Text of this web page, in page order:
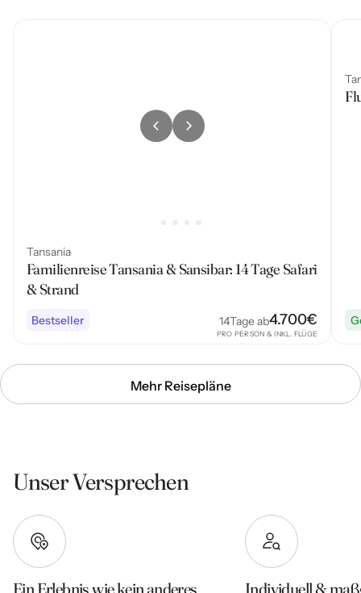
Tansania
Familienreise Tansania & Sansibar: 14 Tage Safari
& Strand
Bestseller 14Tage ab4.700€
PRO PERSON & INKL. FLÜGE
Mehr Reisepläne
Unser Versprechen
Ein Erlebnis wie kein anderes Individuell &